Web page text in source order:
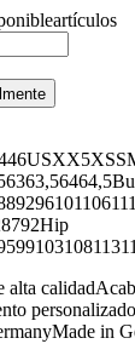
Made in